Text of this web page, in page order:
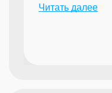
мероприятий.
Читать далее